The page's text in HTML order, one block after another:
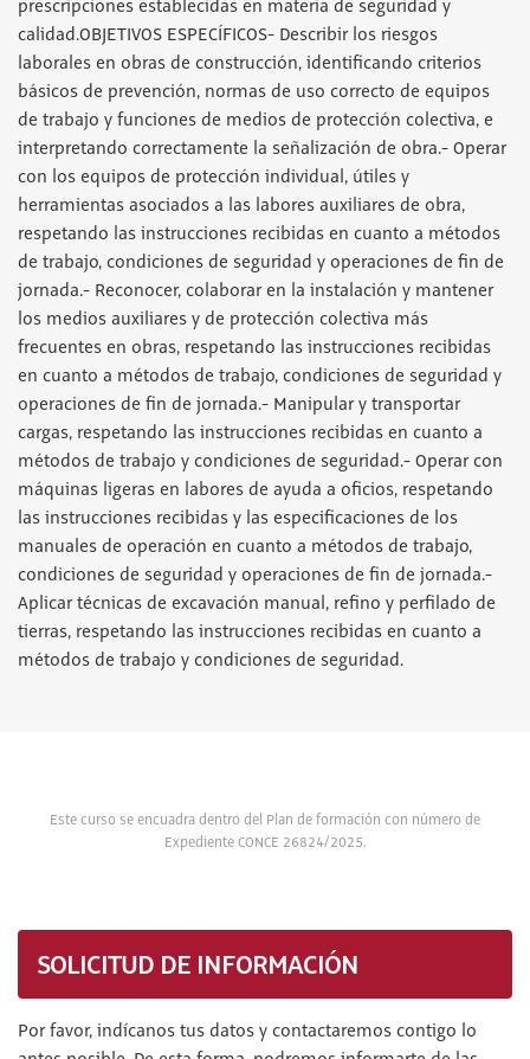
prescripciones establecidas en materia de seguridad y
calidad.OBJETIVOS ESPECÍFICOS- Describir los riesgos
laborales en obras de construcción, identificando criterios
básicos de prevención, normas de uso correcto de equipos
de trabajo y funciones de medios de protección colectiva, e
interpretando correctamente la señalización de obra.- Operar
con los equipos de protección individual, útiles y
herramientas asociados a las labores auxiliares de obra,
respetando las instrucciones recibidas en cuanto a métodos
de trabajo, condiciones de seguridad y operaciones de fin de
jornada.- Reconocer, colaborar en la instalación y mantener
los medios auxiliares y de protección colectiva más
frecuentes en obras, respetando las instrucciones recibidas
en cuanto a métodos de trabajo, condiciones de seguridad y
operaciones de fin de jornada.- Manipular y transportar
cargas, respetando las instrucciones recibidas en cuanto a
métodos de trabajo y condiciones de seguridad.- Operar con
máquinas ligeras en labores de ayuda a oficios, respetando
las instrucciones recibidas y las especificaciones de los
manuales de operación en cuanto a métodos de trabajo,
condiciones de seguridad y operaciones de fin de jornada.-
Aplicar técnicas de excavación manual, refino y perfilado de
tierras, respetando las instrucciones recibidas en cuanto a
métodos de trabajo y condiciones de seguridad.
Este curso se encuadra dentro del Plan de formación con número de
Expediente CONCE 26824/2025.
SOLICITUD DE INFORMACIÓN
Por favor, indícanos tus datos y contactaremos contigo lo